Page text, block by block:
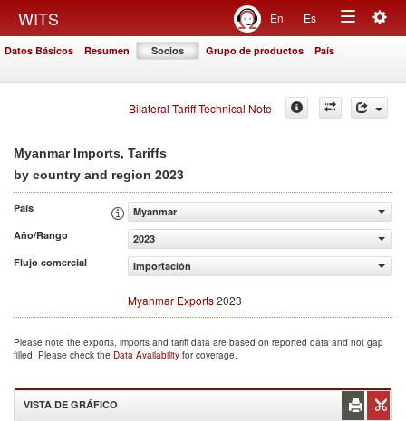
WITS En Es
Toggle
Datos Básicos Resumen Socios Grupo de productos País
Bilateral Tariff Technical Note
Myanmar Imports, Tariffs
by country and region 2023
País
Myanmar
Año/Rango
2023
Flujo comercial
Importación
Myanmar Exports2023
Please note the exports, imports and tariff data are based on reported data and not gap
filled. Please check the Data Availability for coverage.
VISTA DE GRÁFICO